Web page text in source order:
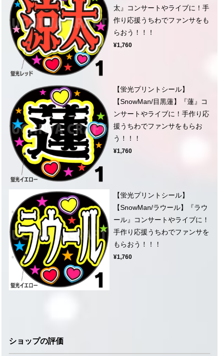
太』コンサートやライブに！手
作り応援うちわでファンサをも
らおう！！！
¥1,760
【蛍光プリントシール】
【SnowMan/目黒蓮】『蓮』コ
ンサートやライブに！手作り応
援うちわでファンサをもらお
う！！！
¥1,760
【蛍光プリントシール】
【SnowMan/ラウール】『ラウ
ール』コンサートやライブに！
手作り応援うちわでファンサを
もらおう！！！
¥1,760
ショップの評価